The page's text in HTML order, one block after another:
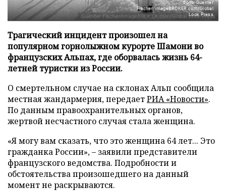
Фото: Guenter
Fischer/imageBROKER.com/Global
Look Press
Трагический инцидент произошел на
популярном горнолыжном курорте Шамони во
французских Альпах, где оборвалась жизнь 64-
летней туристки из России.
О смертельном случае на склонах Альп сообщила
местная жандармерия, передаетРИА «Новости».
По данным правоохранительных органов,
жертвой несчастного случая стала женщина.
«Я могу вам сказать, что это женщина 64 лет... Это
гражданка России», – заявили представители
французского ведомства. Подробности и
обстоятельства произошедшего на данный
момент не раскрываются.